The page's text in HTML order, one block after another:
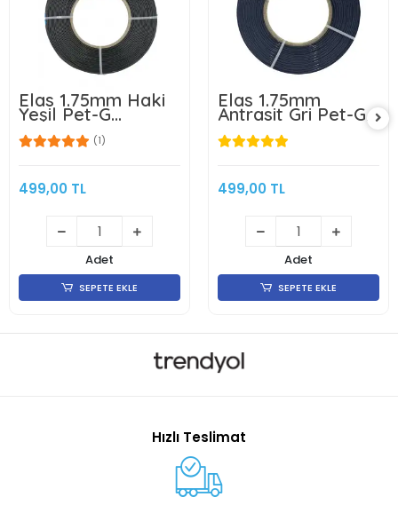
Elas 1.75mm Haki
Yeşil Pet-G
Makarasız
Filament 1KG
(1)
499,00 TL
Adet
SEPETE EKLE
Elas 1.75mm
Antrasit Gri Pet-G
Makarasız
Filament 1KG
499,00 TL
Adet
SEPETE EKLE
Hızlı Teslimat